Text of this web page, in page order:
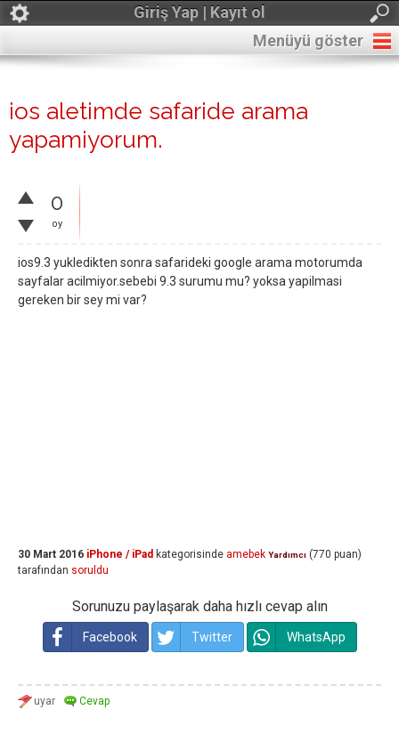
Giriş Yap | Kayıt ol
Menüyü göster
ios aletimde safaride arama
yapamiyorum.
0
oy
ios9.3 yukledikten sonra safarideki google arama motorumda
sayfalar acilmiyor.sebebi 9.3 surumu mu? yoksa yapilmasi
gereken bir sey mi var?
30 Mart 2016 iPhone / iPad kategorisinde amebek Yardımcı (770 puan)
tarafından soruldu
Sorunuzu paylaşarak daha hızlı cevap alın
Facebook Twitter WhatsApp